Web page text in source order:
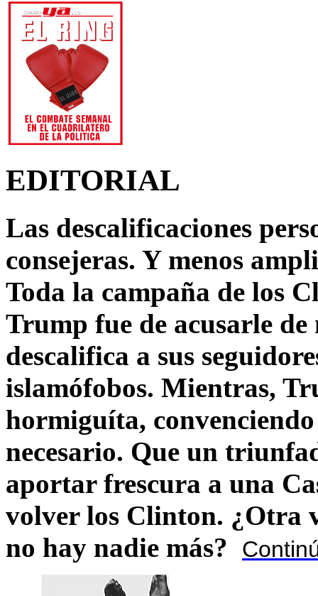
EDITORIAL
Las descalificaciones
consejeras. Y menos
Toda la campaña de los
Trump fue de acusarle
descalifica a sus
islamófobos. Mientras,
hormiguíta,
necesario. Que un
aportar frescura a una
volver los Clinton. ¿Otra
no hay nadie más?